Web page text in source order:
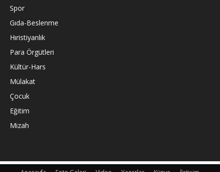
Spor
Gıda-Beslenme
Hıristiyanlık
Para Örgütleri
Kültür-Hars
Mülakat
Çocuk
Eğitim
Mizah